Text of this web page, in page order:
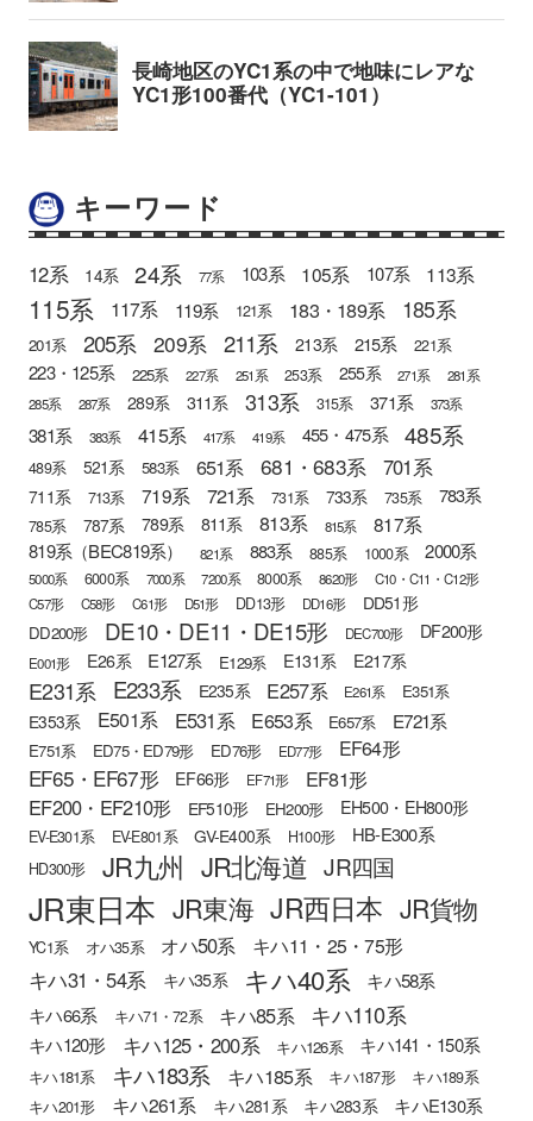
キーワード
12系 14系 24系 77系 103系 105系 107系 113系
115系 117系 119系 121系 183・189系 185系
201系 205系 209系 211系 213系 215系 221系
223・125系 225系 227系 251系 253系 255系 271系
281系
285系
287系 289系 311系 313系 315系 371系 373系
381系 383系 415系 417系 419系 455・475系 485系
489系 521系 583系 651系 681・683系 701系
711系 713系 719系 721系 731系 733系 735系 783系
785系 787系 789系 811系 813系 815系 817系
819系（BEC819系） 821系 883系 885系 1000系 2000系
5000系 6000系 7000系 7200系 8000系 8620形
C10・C11・C12形
C57形
C58形 C61形 D51形 DD13形 DD16形 DD51形
DD200形 DE10・DE11・DE15形 DEC700形 DF200形
E001形 E26系 E127系 E129系 E131系 E217系
E231系 E233系 E235系 E257系 E261系 E351系
E353系 E501系 E531系 E653系 E657系 E721系
E751系 ED75・ED79形 ED76形 ED77形 EF64形
EF65・EF67形 EF66形 EF71形
EF81形
EF200・EF210形
EF510形 EH200形 EH500・EH800形
EV-E301系 EV-E801系 GV-E400系 H100形 HB-E300系
HD300形 JR九州 JR北海道 JR四国
JR東日本 JR東海 JR西日本 JR貨物
YC1系 オハ35系 オハ50系 キハ11・25・75形
キハ31・54系 キハ35系 キハ40系 キハ58系
キハ66系 キハ71・72系 キハ85系 キハ110系
キハ120形 キハ125・200系 キハ126系 キハ141・150系
キハ181系 キハ183系 キハ185系 キハ187形
キハ189系
キハ201形
キハ261系 キハ281系 キハ283系
キハE130系